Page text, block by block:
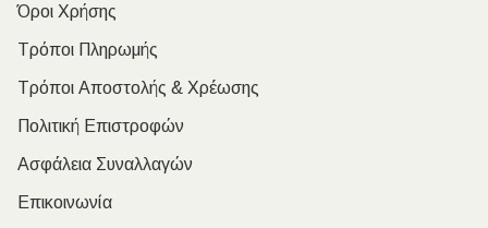
Όροι Χρήσης
Τρόποι Πληρωμής
Τρόποι Αποστολής & Χρέωσης
Πολιτική Επιστροφών
Ασφάλεια Συναλλαγών
Επικοινωνία